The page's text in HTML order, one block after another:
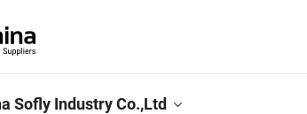
Sofly Industry Co.,Ltd